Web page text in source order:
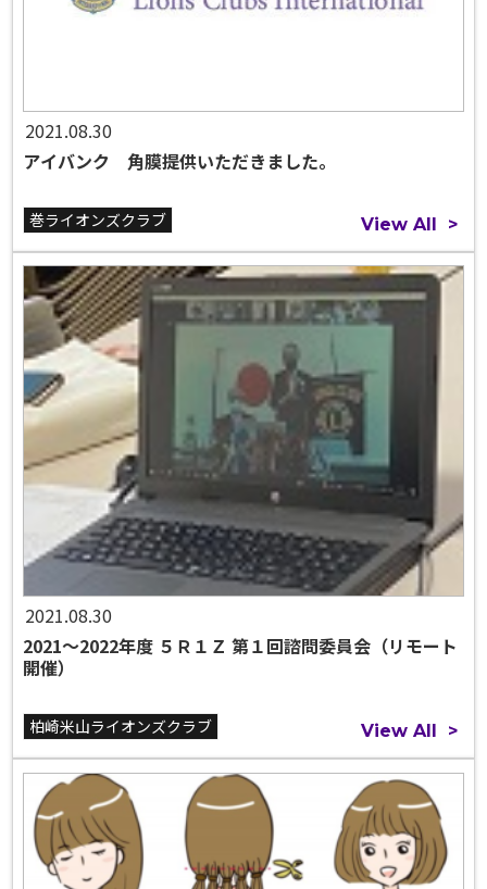
2021.08.30
アイバンク 角膜提供いただきました。
巻ライオンズクラブ View All >
2021.08.30
2021～2022年度 ５Ｒ１Ｚ 第１回諮問委員会（リモート
開催）
柏崎米山ライオンズクラブ View All >